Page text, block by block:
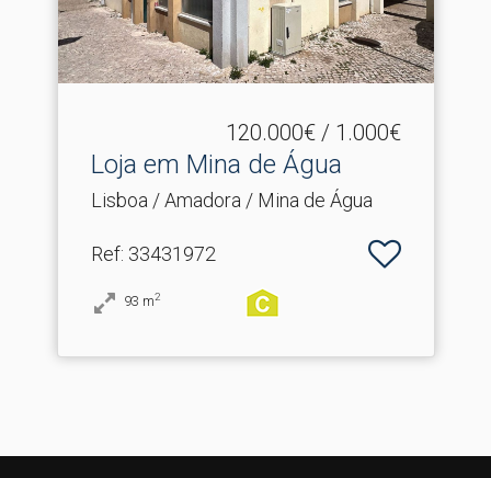
120.000€ / 1.000€
Loja em Mina de Água
Lisboa / Amadora / Mina de Água
Ref: 33431972
93 m2